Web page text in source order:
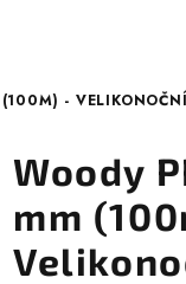
-
Woody
mm